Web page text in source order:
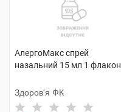
АлергоМакс спрей
назальний 15 мл 1 флакон
Здоров'я ФК